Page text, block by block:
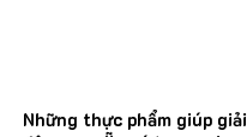
Những thực phẩm giúp giải